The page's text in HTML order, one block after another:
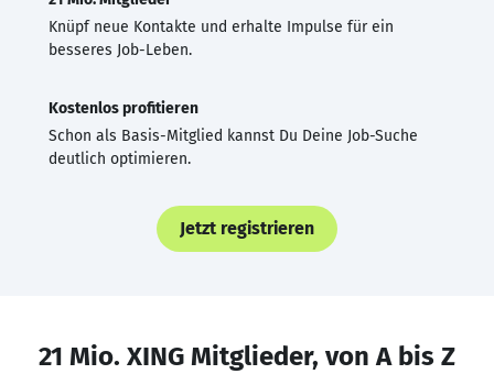
Knüpf neue Kontakte und erhalte Impulse für ein
besseres Job-Leben.
Kostenlos profitieren
Schon als Basis-Mitglied kannst Du Deine Job-Suche
deutlich optimieren.
Jetzt registrieren
21 Mio. XING Mitglieder, von A bis Z